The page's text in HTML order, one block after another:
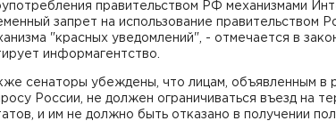
правительством РФ механизмами
запрет на использование правительством
"красных уведомлений", - отмечается в
информагентство.
сенаторы убеждены, что лицам, объявленным в
России, не должен ограничиваться въезд на
и им не должно быть отказано в получении